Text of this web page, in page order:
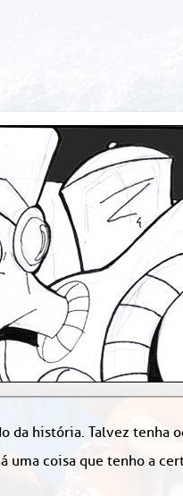
da história. Talvez tenha
uma coisa que tenho a